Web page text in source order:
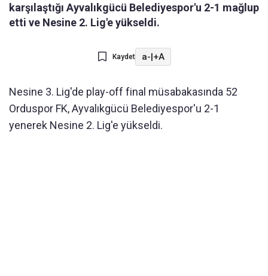
karşılaştığı Ayvalıkgücü Belediyespor'u 2-1 mağlup
etti ve Nesine 2. Lig'e yükseldi.
Kaydet a-|+A
Nesine 3. Lig'de play-off final müsabakasında 52
Orduspor FK, Ayvalıkgücü Belediyespor'u 2-1
yenerek Nesine 2. Lig'e yükseldi.